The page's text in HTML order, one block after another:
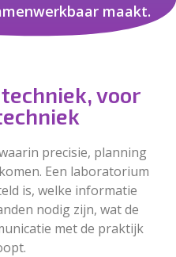
maakt.
voor
precisie, planning
Een laboratorium
is, welke informatie
nodig zijn, wat de
met de praktijk